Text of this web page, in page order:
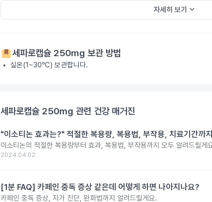
자세히 보기 keyboard_arrow_down
세파로캡슐 250mg 보관 방법
실온(1~30℃) 보관합니다.
세파로캡슐 250mg 관련 건강 매거진
"이소티논 효과는?" 적절한 복용량, 복용법, 부작용, 치료기간까
이소티논의 적절한 복용량부터 효과, 복용법, 부작용까지 모두 알려드릴게
2024.04.02
[1분 FAQ] 카페인 중독 증상 같은데 어떻게 하면 나아지나요?
카페인 중독 증상, 자가 진단, 완화법까지 알려드릴게요.